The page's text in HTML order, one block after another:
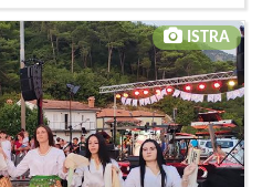
ISTRA